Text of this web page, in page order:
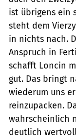
ist übrigens ein
steht dem
in nichts nach.
Anspruch in
schafft Loncin
gut. Das bringt
wiederum uns
reinzupacken.
wahrscheinlich
deutlich